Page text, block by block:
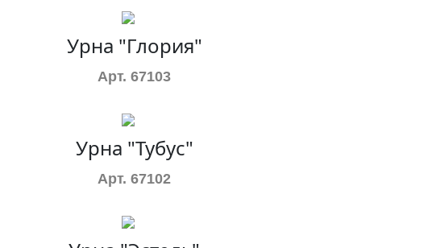
Урна "Глория"
Арт. 67103
Урна "Тубус"
Арт. 67102